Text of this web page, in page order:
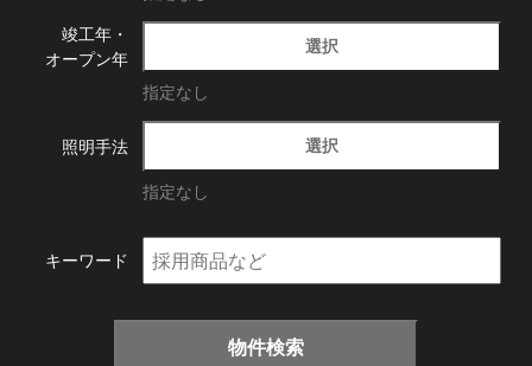
竣工年・
オープン年
選択
指定なし
照明手法 選択
指定なし
キーワード
物件検索